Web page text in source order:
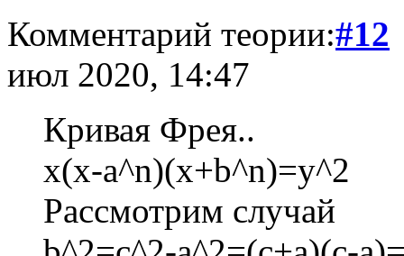
Комментарий теории:#12
июл 2020, 14:47
Кривая Фрея..
x(x-a^n)(x+b^n)=y^2
Рассмотрим случай